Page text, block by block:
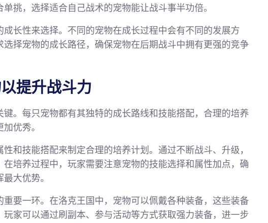
挑，选择适合自己战术的宠物能让战斗事半功倍。
长性来选择。不同的宠物在成长过程中会有不同的发展方
择宠物的成长路径，确保宠物在后期战斗中拥有更强的竞争
提升战斗力
。每只宠物都有其独特的成长路线和技能搭配，合理的培养
优秀。
和技能搭配来制定合理的培养计划。通过不断战斗、升级，
培养过程中，玩家需要注意宠物的技能选择和属性加点，确
大优势。
要一环。在洛克王国中，宠物可以佩戴各种装备，这些装备
家可以通过刷副本、参与活动等方式获取强力装备，进一步